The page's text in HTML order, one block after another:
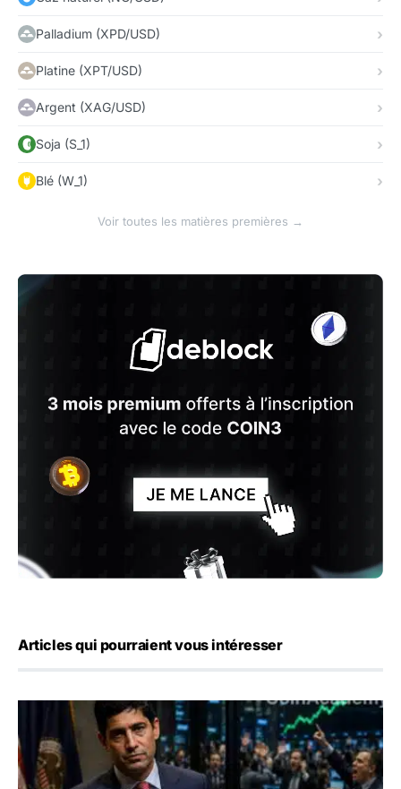
Palladium (XPD/USD)
Platine (XPT/USD)
Argent (XAG/USD)
Soja (S_1)
Blé (W_1)
Voir toutes les matières premières →
Articles qui pourraient vous intéresser
Emploi américain : 23 000 postes détruits en juillet, les